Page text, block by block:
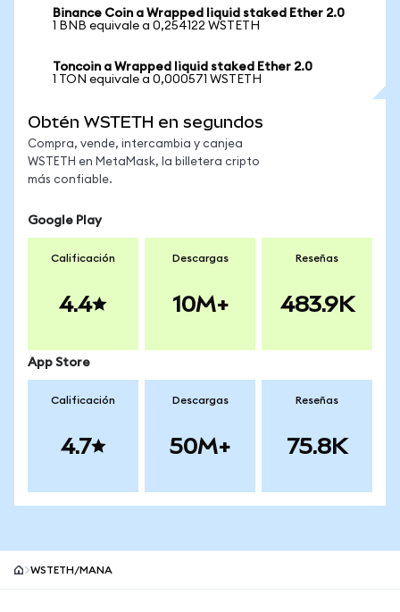
Binance Coin a Wrapped liquid staked Ether 2.0
1 BNB equivale a 0,254122 WSTETH
Toncoin a Wrapped liquid staked Ether 2.0
1 TON equivale a 0,000571 WSTETH
Obtén WSTETH en segundos
Compra, vende, intercambia y canjea
WSTETH en MetaMask, la billetera cripto
más confiable.
Google Play
Calificación
4.4
Descargas
10M+
Reseñas
483.9K
App Store
Calificación
4.7
Descargas
50M+
Reseñas
75.8K
WSTETH/MANA